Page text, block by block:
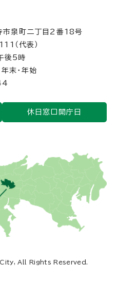
泉町二丁目2番18号
（代表）
後5時
年末・年始
休日窓口開庁日
All Rights Reserved.